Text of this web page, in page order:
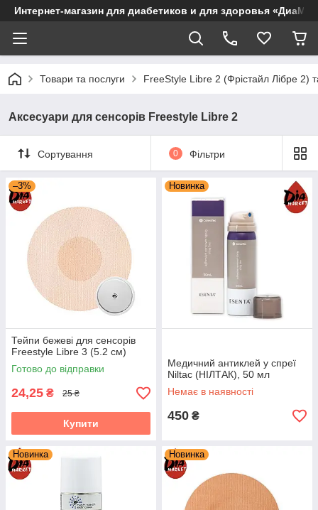
Интернет-магазин для диабетиков и для здоровья
Товари та послуги FreeStyle Libre 2 (Фрістайл Лібре 2)
Аксесуари для сенсорів Freestyle Libre 2
Сортування 0 Фільтри
–3%
Тейпи бежеві для сенсорів
Freestyle Libre 3 (5.2 см)
Готово до відправки
24,25 ₴ 25 ₴
Купити
Новинка
Медичний антиклей у спреї
Niltac (НІЛТАК), 50 мл
Немає в наявності
450 ₴
Новинка Новинка